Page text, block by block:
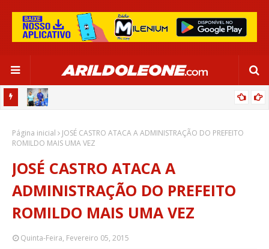
SALVADOR
Página inicial
JOSÉ CASTRO ATACA A ADMINISTRAÇÃO DO PREFEITO
ROMILDO MAIS UMA VEZ
JOSÉ CASTRO ATACA A
ADMINISTRAÇÃO DO PREFEITO
ROMILDO MAIS UMA VEZ
Quinta-Feira, Fevereiro 05, 2015